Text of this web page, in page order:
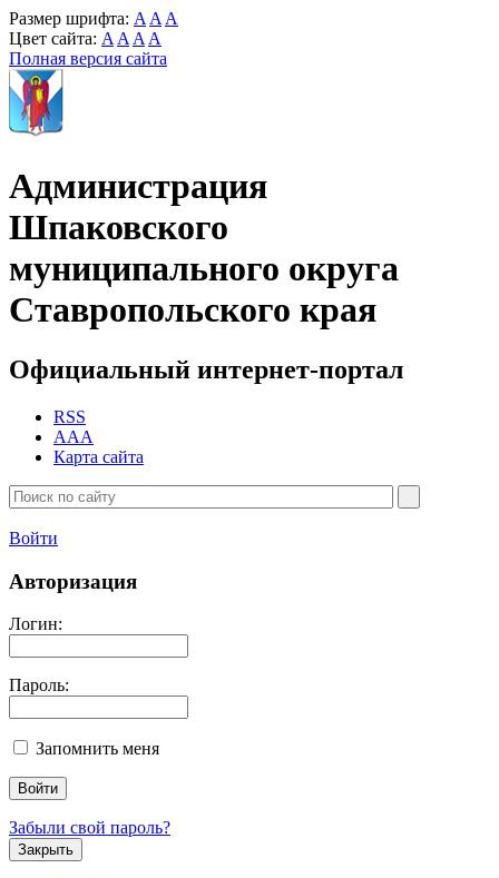
Размер шрифта: A A A
Цвет сайта: A A A A
Полная версия сайта
Администрация
Шпаковского
муниципального округа
Ставропольского края
Официальный интернет-портал
RSS
AAA
Карта сайта
Войти
Авторизация
Логин:
Пароль:
Запомнить меня
Забыли свой пароль?
Закрыть